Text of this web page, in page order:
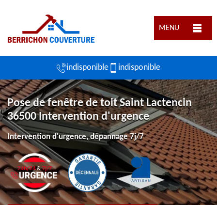
MENU
indisponible indisponible
Pose de fenêtre de toit Saint Lactencin
36500 Intervention d'urgence
Intervention d'urgence, dépannage 7j/7